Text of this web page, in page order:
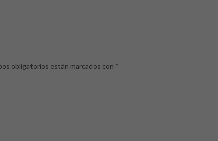
obligatorios están marcados con *